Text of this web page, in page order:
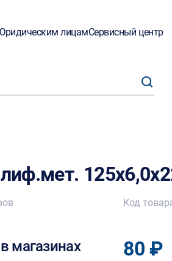
лицамСервисный центр
магазинах
Код
80 ₽